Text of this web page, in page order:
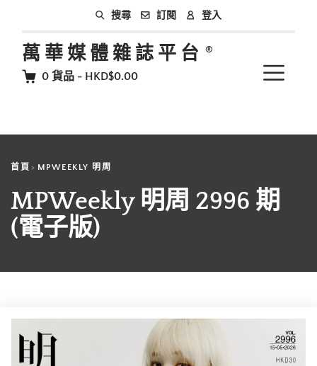
搜尋 訂閱 登入
萬華媒體雜誌平台
0 貨品 - HKD$0.00
首頁 MPWEEKLY 明周
MPWeekly 明周 2996 期
(電子版)